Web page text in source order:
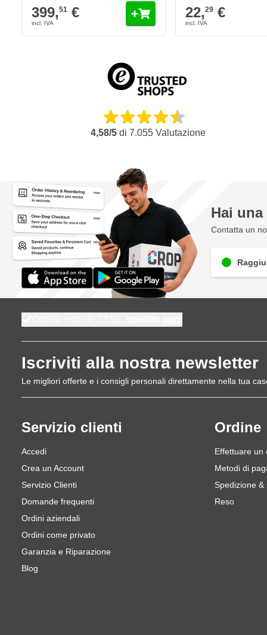
399,51 € 22,29€
4,58/5di 7.055Valutazione
Hai
Contatta un
Iscriviti alla nostra newsletter
Le migliori offerte e i consigli personali direttamente nella tua
Servizio clienti
Accedi
Crea un Account
Servizio Clienti
Domande frequenti
Ordini aziendali
Ordini come privato
Garanzia e Riparazione
Blog
Ordine
Effettuare un
Metodi di
Spedizione &
Reso